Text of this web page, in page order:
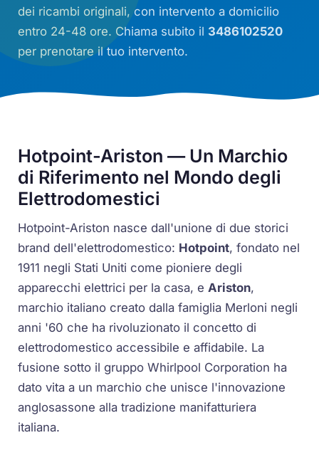
dei ricambi originali, con intervento a domicilio
entro 24-48 ore. Chiama subito il 3486102520
per prenotare il tuo intervento.
Hotpoint-Ariston — Un Marchio
di Riferimento nel Mondo degli
Elettrodomestici
Hotpoint-Ariston nasce dall'unione di due storici
brand dell'elettrodomestico: Hotpoint, fondato nel
1911 negli Stati Uniti come pioniere degli
apparecchi elettrici per la casa, eAriston,
marchio italiano creato dalla famiglia Merloni negli
anni '60 che ha rivoluzionato il concetto di
elettrodomestico accessibile e affidabile. La
fusione sotto il gruppo Whirlpool Corporation ha
dato vita a un marchio che unisce l'innovazione
anglosassone alla tradizione manifatturiera
italiana.